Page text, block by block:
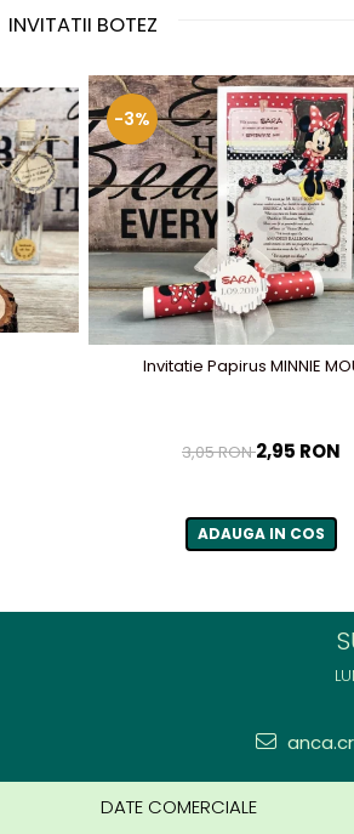
INVITATII BOTEZ
-3%
Invitatie Papirus MINNIE
3,05 RON2,95 RON
ADAUGA IN COS
DATE COMERCIALE